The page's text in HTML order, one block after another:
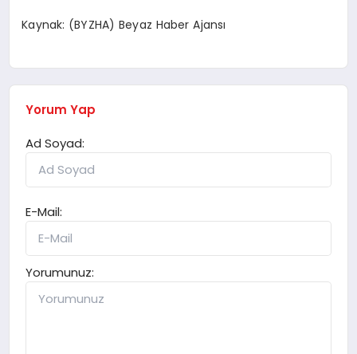
Kaynak: (BYZHA) Beyaz Haber Ajansı
Yorum Yap
Ad Soyad:
E-Mail:
Yorumunuz: